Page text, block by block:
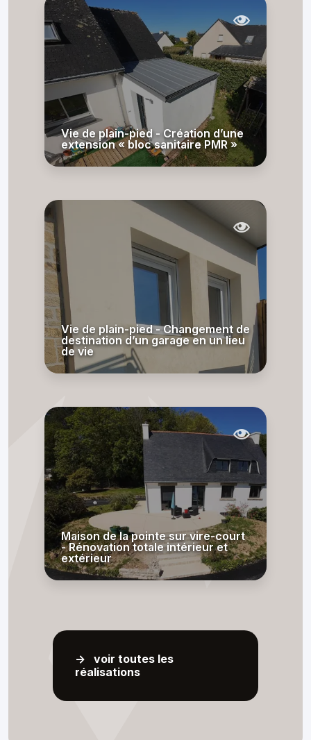
Vie de plain-pied - Création d’une
extension « bloc sanitaire PMR »
Vie de plain-pied - Changement de
destination d’un garage en un lieu
de vie
Maison de la pointe sur vire-court
- Rénovation totale intérieur et
extérieur
-> voir toutes les
réalisations